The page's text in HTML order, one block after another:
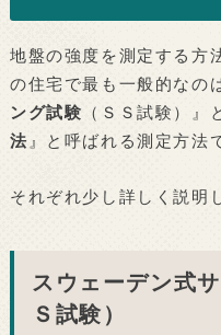
地盤の強度を測定する方
の住宅で最も一般的なの
ング試験 （ＳＳ試験）』
法』と呼ばれる測定方法
それぞれ少し詳しく説明
スウェーデン式
Ｓ試験）